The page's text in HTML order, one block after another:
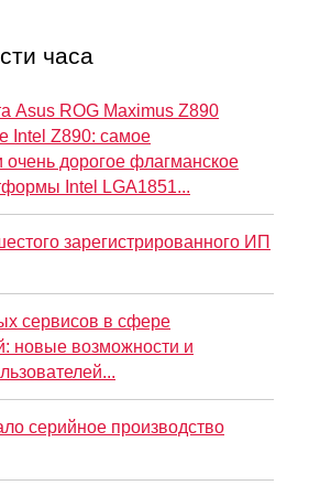
часа
Asus ROG Maximus Z890
Intel Z890: самое
дорогое флагманское
Intel LGA1851...
зарегистрированного ИП
сервисов в сфере
новые возможности и
серийное производство